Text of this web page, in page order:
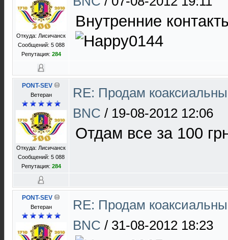
Откуда: Лисичанск
Сообщений: 5 088
Репутация: 284
Внутренние
PONT-SEV
Ветеран
Откуда: Лисичанск
Сообщений: 5 088
Репутация: 284
RE: Продам
BNC / 19-08-2012 12:06
Отдам все за 100
PONT-SEV
Ветеран
RE: Продам
BNC / 31-08-2012 18:23